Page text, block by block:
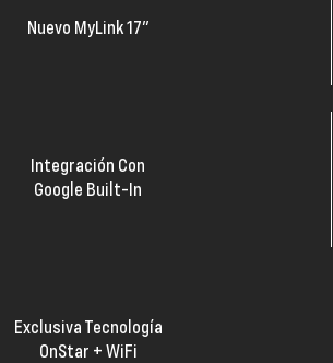
Nuevo MyLink 17’’
Integración Con
Google Built-In
Exclusiva Tecnología
OnStar + WiFi